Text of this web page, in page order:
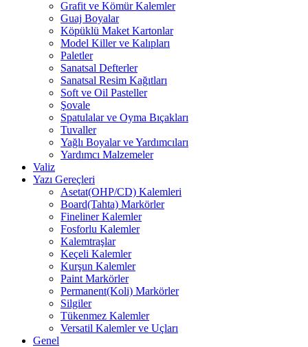
Grafit ve Kömür Kalemler
Guaj Boyalar
Köpüklü Maket Kartonlar
Model Killer ve Kalıpları
Paletler
Sanatsal Defterler
Sanatsal Resim Kağıtları
Soft ve Oil Pasteller
Şovale
Spatulalar ve Oyma Bıçakları
Tuvaller
Yağlı Boyalar ve Yardımcıları
Yardımcı Malzemeler
Valiz
Yazı Gereçleri
Asetat(OHP/CD) Kalemleri
Board(Tahta) Markörler
Fineliner Kalemler
Fosforlu Kalemler
Kalemtraşlar
Keçeli Kalemler
Kurşun Kalemler
Paint Markörler
Permanent(Koli) Markörler
Silgiler
Tükenmez Kalemler
Versatil Kalemler ve Uçları
Genel